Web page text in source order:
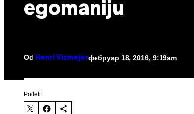
egomaniju
Od Henri Vizmejerфебруар 18, 2016, 9:19am
Podeli: